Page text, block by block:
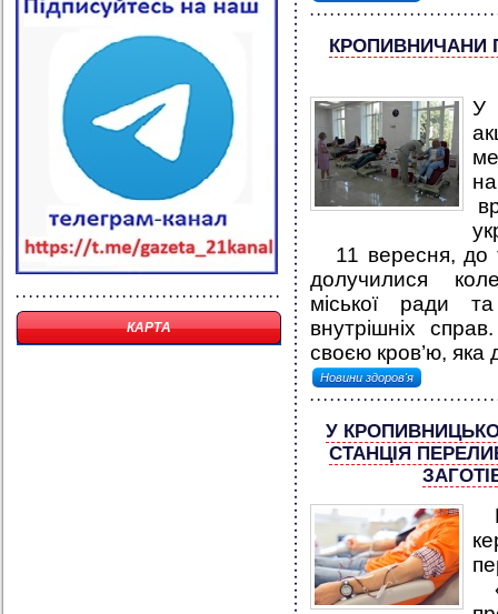
КАРТА
КРОПИВНИЧАНИ
У
11 вересня, до
долучилися
міської ради
внутрішніх
своєю кров’ю, яка
Новини здоров'я
У
СТАНЦІЯ